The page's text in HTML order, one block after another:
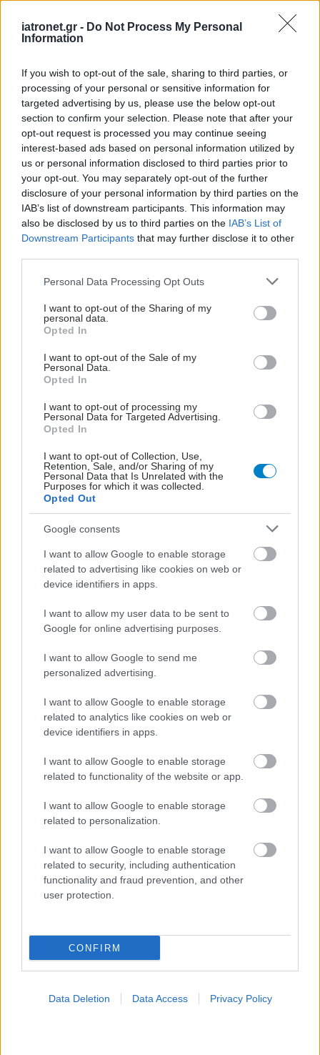
iatronet.gr - Do Not Process My Personal
Information
If you wish to opt-out of the sale, sharing to third parties, or
processing of your personal or sensitive information for
targeted advertising by us, please use the below opt-out
section to confirm your selection. Please note that after your
opt-out request is processed you may continue seeing
interest-based ads based on personal information utilized by
us or personal information disclosed to third parties prior to
your opt-out. You may separately opt-out of the further
disclosure of your personal information by third parties on the
IAB’s list of downstream participants. This information may
also be disclosed by us to third parties on the IAB’s List of
Downstream Participants that may further disclose it to other
Please note that this website/app uses one or more Google
not limited to your visit or usage behaviour. You may click to
grant or deny consent to Google and its third-party tags to
use your data for below specified purposes in below Google
consent section.
Personal Data Processing Opt Outs
I want to opt-out of the Sharing of my
personal data.
Opted In
I want to opt-out of the Sale of my
Personal Data.
Opted In
I want to opt-out of processing my
Personal Data for Targeted Advertising.
Opted In
I want to opt-out of Collection, Use,
Retention, Sale, and/or Sharing of my
Personal Data that Is Unrelated with the
Purposes for which it was collected.
Opted Out
Google consents
I want to allow Google to enable storage
related to advertising like cookies on web or
device identifiers in apps.
I want to allow my user data to be sent to
Google for online advertising purposes.
I want to allow Google to send me
personalized advertising.
I want to allow Google to enable storage
related to analytics like cookies on web or
device identifiers in apps.
I want to allow Google to enable storage
related to functionality of the website or app.
I want to allow Google to enable storage
related to personalization.
I want to allow Google to enable storage
related to security, including authentication
functionality and fraud prevention, and other
user protection.
CONFIRM
Data Deletion Data Access Privacy Policy
ΜΠΕΙΤΕ ΣΤΗ ΣΥΖΗΤΗΣΗ
Loading...
Προσθήκη Σχολίου
ΣΗΜΕΡΑ ΣΤΟ IATRONET.GR